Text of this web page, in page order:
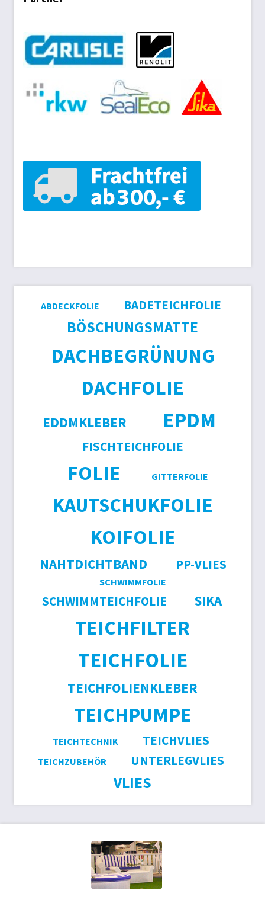
ABDECKFOLIE BADETEICHFOLIE
BÖSCHUNGSMATTE
DACHBEGRÜNUNG
DACHFOLIE
EDDMKLEBER EPDM
FISCHTEICHFOLIE
FOLIE GITTERFOLIE
KAUTSCHUKFOLIE
KOIFOLIE
NAHTDICHTBAND PP-VLIES
SCHWIMMFOLIE
SCHWIMMTEICHFOLIE SIKA
TEICHFILTER
TEICHFOLIE
TEICHFOLIENKLEBER
TEICHPUMPE
TEICHTECHNIK TEICHVLIES
TEICHZUBEHÖR UNTERLEGVLIES
VLIES